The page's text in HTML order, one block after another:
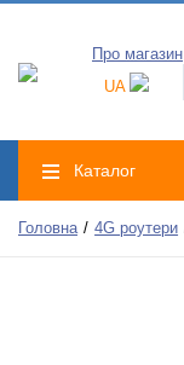
Про магазин
UA
Каталог
Головна 4G роутери